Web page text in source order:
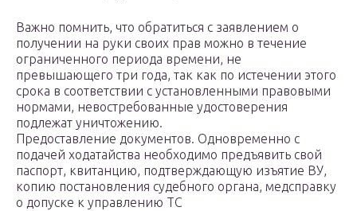
Важно помнить, что обратиться с заявлением о
получении на руки своих прав можно в течение
ограниченного периода времени, не
превышающего три года, так как по истечении этого
срока в соответствии с установленными правовыми
нормами, невостребованные удостоверения
подлежат уничтожению.
Предоставление документов. Одновременно с
подачей ходатайства необходимо предъявить свой
паспорт, квитанцию, подтверждающую изъятие ВУ,
копию постановления судебного органа, медсправку
о допуске к управлению ТС